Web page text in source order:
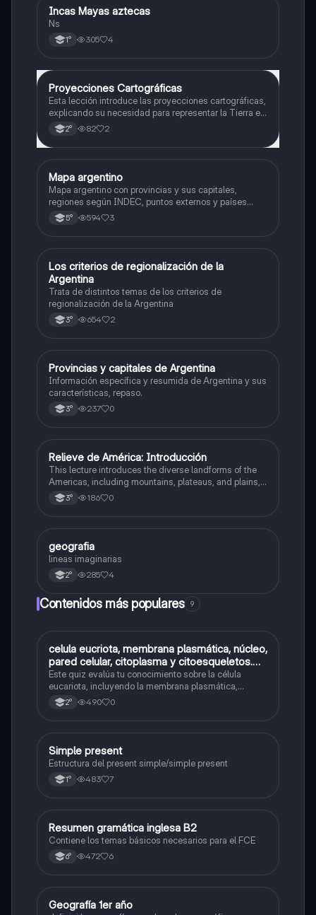
Historia
Incas Mayas aztecas
Ns
1° 305 4
Geografía
Proyecciones Cartográficas
Esta lección introduce las proyecciones cartográficas,
explicando su necesidad para representar la Tierra en
un plano y la selección de la proyección más
adecuada para minimizar distorsiones.
2° 82 2
Geografía
Mapa argentino
Mapa argentino con provincias y sus capitales,
regiones según INDEC, puntos externos y países
limitrofes
5° 594 3
Geografía
Los criterios de regionalización de la
Argentina
Trata de distintos temas de los criterios de
regionalización de la Argentina
3° 654 2
Geografía
Provincias y capitales de Argentina
Información específica y resumida de Argentina y sus
características, repaso.
3° 237 0
Geografía
Relieve de América: Introducción
This lecture introduces the diverse landforms of the
Americas, including mountains, plateaus, and plains,
and their impact on geography, hydrography, and
population distribution.
3° 186 0
Geografía
geografia
lineas imaginarias
2° 285 4
Contenidos más populares 9
CBiología
celula eucriota, membrana plasmática, núcleo,
pared celular, citoplasma y citoesqueletos.
nombre se las partes de la celula eucariota
Este quiz evalúa tu conocimiento sobre la célula
eucariota, incluyendo la membrana plasmática,
núcleo, pared celular, citoplasma y citoesqueleto.
2° 490 0
Inglés
Simple present
Estructura del present simple/simple present
1° 483 7
Inglés
Resumen gramática inglesa B2
Contiene los temas básicos necesarios para el FCE
6° 472 6
Geografía
Geografía 1er año